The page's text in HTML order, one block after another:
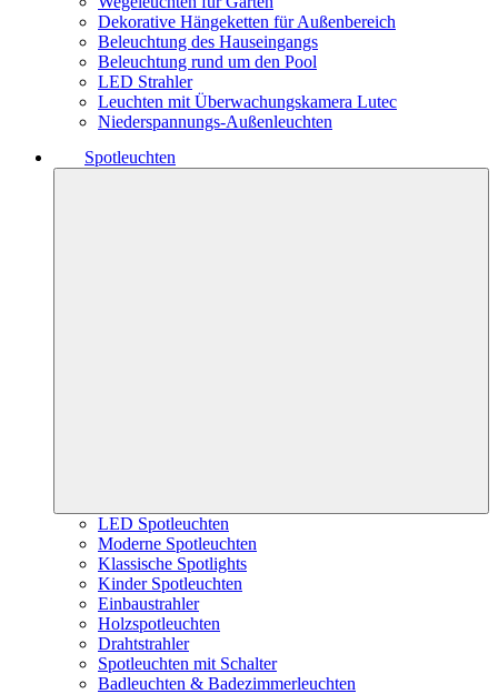
Dekorative Hängeketten für Außenbereich
Beleuchtung des Hauseingangs
Beleuchtung rund um den Pool
LED Strahler
Leuchten mit Überwachungskamera Lutec
Niederspannungs-Außenleuchten
Spotleuchten
LED Spotleuchten
Moderne Spotleuchten
Klassische Spotlights
Kinder Spotleuchten
Einbaustrahler
Holzspotleuchten
Drahtstrahler
Spotleuchten mit Schalter
Badleuchten & Badezimmerleuchten